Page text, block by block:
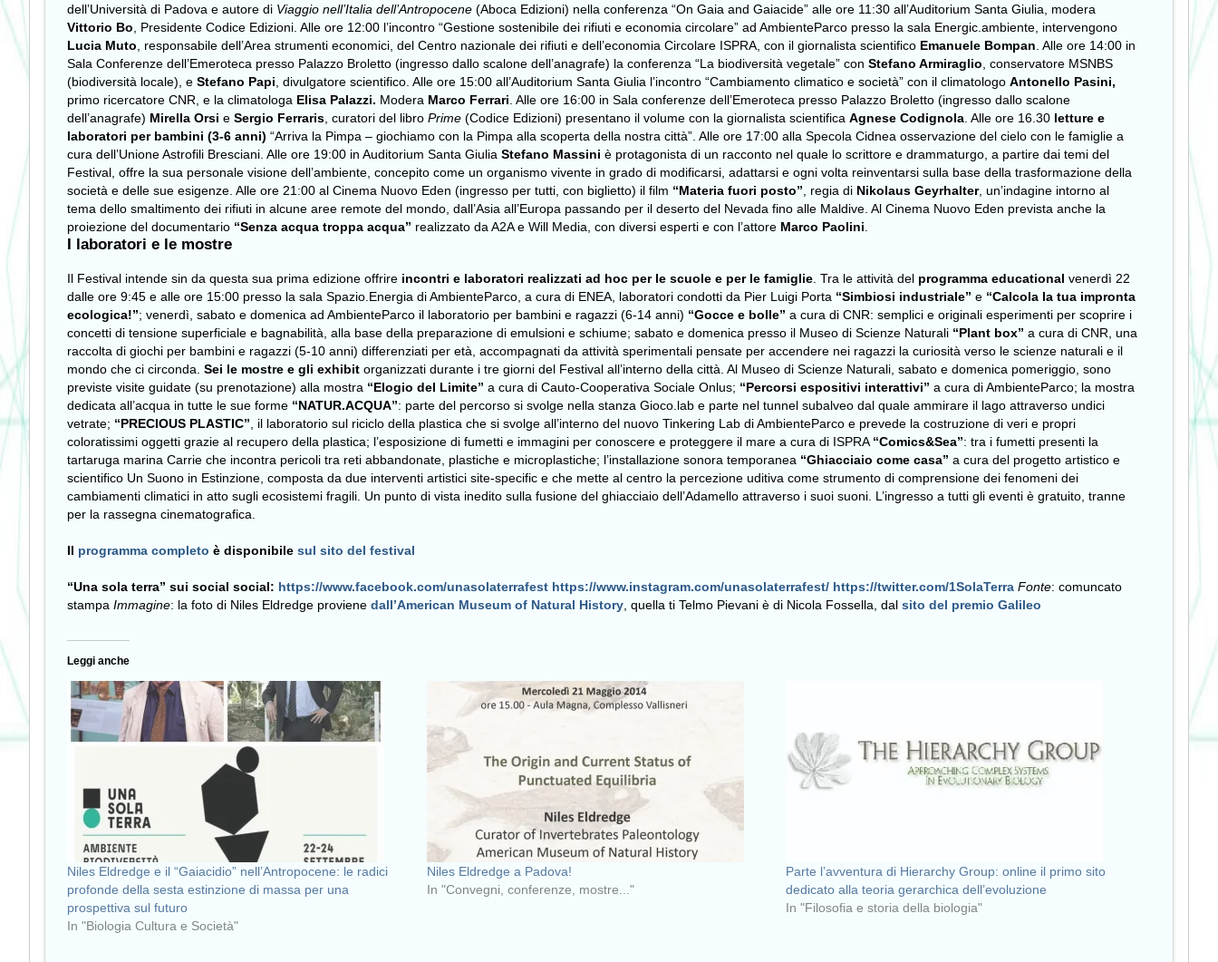
dell’Università di Padova e autore di Viaggio nell’Italia dell’Antropocene (Aboca Edizioni) nella conferenza “On Gaia and Gaiacide” alle ore 11:30 all’Auditorium Santa Giulia, modera
Vittorio Bo , Presidente Codice Edizioni. Alle ore 12:00 l’incontro “Gestione sostenibile dei rifiuti e economia circolare” ad AmbienteParco presso la sala Energic.ambiente, intervengono
Lucia Muto , responsabile dell’Area strumenti economici, del Centro nazionale dei rifiuti e dell’economia Circolare ISPRA, con il giornalista scientifico Emanuele Bompan . Alle ore 14:00 in
Sala Conferenze dell’Emeroteca presso Palazzo Broletto (ingresso dallo scalone dell’anagrafe) la conferenza “La biodiversità vegetale” con Stefano Armiraglio , conservatore MSNBS
(biodiversità locale), e Stefano Papi , divulgatore scientifico. Alle ore 15:00 all’Auditorium Santa Giulia l’incontro “Cambiamento climatico e società” con il climatologo Antonello Pasini,
primo ricercatore CNR, e la climatologa Elisa Palazzi. Modera Marco Ferrari . Alle ore 16:00 in Sala conferenze dell’Emeroteca presso Palazzo Broletto (ingresso dallo scalone
dell’anagrafe) Mirella Orsi e Sergio Ferraris , curatori del libro Prime (Codice Edizioni) presentano il volume con la giornalista scientifica Agnese Codignola . Alle ore 16.30 letture e
laboratori per bambini (3-6 anni) “Arriva la Pimpa – giochiamo con la Pimpa alla scoperta della nostra città”. Alle ore 17:00 alla Specola Cidnea osservazione del cielo con le famiglie a
cura dell’Unione Astrofili Bresciani. Alle ore 19:00 in Auditorium Santa Giulia Stefano Massini è protagonista di un racconto nel quale lo scrittore e drammaturgo, a partire dai temi del
Festival, offre la sua personale visione dell’ambiente, concepito come un organismo vivente in grado di modificarsi, adattarsi e ogni volta reinventarsi sulla base della trasformazione della
società e delle sue esigenze. Alle ore 21:00 al Cinema Nuovo Eden (ingresso per tutti, con biglietto) il film “Materia fuori posto” regia di Nikolaus Geyrhalter, un’indagine intorno al
tema dello smaltimento dei rifiuti in alcune aree remote del mondo, dall’Asia all’Europa passando per il deserto del Nevada fino alle Maldive. Al Cinema Nuovo Eden prevista anche la
proiezione del documentario “Senza acqua troppa acqua” realizzato da A2A e Will Media, con diversi esperti e con l’attore Marco Paolini
I laboratori e le mostre
Il Festival intende sin da questa sua prima edizione offrire incontri e laboratori realizzati ad hoc per le scuole e per le famiglie . Tra le attività del programma educational venerdì 22
dalle ore 9:45 e alle ore 15:00 presso la sala Spazio.Energia di AmbienteParco, a cura di ENEA, laboratori condotti da Pier Luigi Porta “Simbiosi industriale” e “Calcola la tua impronta
ecologica!”; venerdì, sabato e domenica ad AmbienteParco il laboratorio per bambini e ragazzi (6-14 anni) “Gocce e bolle” a cura di CNR: semplici e originali esperimenti per scoprire i
concetti di tensione superficiale e bagnabilità, alla base della preparazione di emulsioni e schiume; sabato e domenica presso il Museo di Scienze Naturali “Plant box” a cura di CNR, una
raccolta di giochi per bambini e ragazzi (5-10 anni) differenziati per età, accompagnati da attività sperimentali pensate per accendere nei ragazzi la curiosità verso le scienze naturali e il
mondo che ci circonda. Sei le mostre e gli exhibit organizzati durante i tre giorni del Festival all’interno della città. Al Museo di Scienze Naturali, sabato e domenica pomeriggio, sono
previste visite guidate (su prenotazione) alla mostra “Elogio del Limite” a cura di Cauto-Cooperativa Sociale Onlus; “Percorsi espositivi interattivi” a cura di AmbienteParco; la mostra
dedicata all’acqua in tutte le sue forme “NATUR.ACQUA”: parte del percorso si svolge nella stanza Gioco.lab e parte nel tunnel subalveo dal quale ammirare il lago attraverso undici
vetrate; “PRECIOUS PLASTIC” , il laboratorio sul riciclo della plastica che si svolge all’interno del nuovo Tinkering Lab di AmbienteParco e prevede la costruzione di veri e propri
coloratissimi oggetti grazie al recupero della plastica; l’esposizione di fumetti e immagini per conoscere e proteggere il mare a cura di ISPRA “Comics&Sea”: tra i fumetti presenti la
tartaruga marina Carrie che incontra pericoli tra reti abbandonate, plastiche e microplastiche; l’installazione sonora temporanea “Ghiacciaio come casa” a cura del progetto artistico e
scientifico Un Suono in Estinzione, composta da due interventi artistici site-specific e che mette al centro la percezione uditiva come strumento di comprensione dei fenomeni dei
cambiamenti climatici in atto sugli ecosistemi fragili. Un punto di vista inedito sulla fusione del ghiacciaio dell’Adamello attraverso i suoi suoni. L’ingresso a tutti gli eventi è gratuito, tranne
per la rassegna cinematografica.
Il programma completo è disponibile sul sito del festival
“Una sola terra” sui social social: https://www.facebook.com/unasolaterrafest https://www.instagram.com/unasolaterrafest/ https://twitter.com/1SolaTerra Fonte: comuncato
stampa Immagine: la foto di Niles Eldredge proviene dall’American Museum of Natural History , quella ti Telmo Pievani è di Nicola Fossella, dal sito del premio Galileo
Leggi anche
Niles Eldredge e il “Gaiacidio” nell’Antropocene: le radici
profonde della sesta estinzione di massa per una
prospettiva sul futuro
In "Biologia Cultura e Società"
Niles Eldredge a Padova!
In "Convegni, conferenze, mostre..."
Parte l’avventura di Hierarchy Group: online il primo sito
dedicato alla teoria gerarchica dell’evoluzione
In "Filosofia e storia della biologia"